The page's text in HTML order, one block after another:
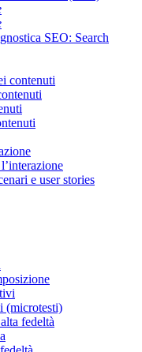
SEO: Search
contenuti
e user stories
(microtesti)
fedeltà